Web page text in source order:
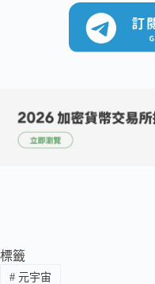
標籤
#元宇宙